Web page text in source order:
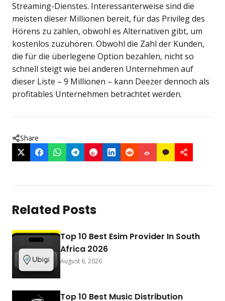
Streaming-Dienstes. Interessanterweise sind die
meisten dieser Millionen bereit, für das Privileg des
Hörens zu zahlen, obwohl es Alternativen gibt, um
kostenlos zuzuhören. Obwohl die Zahl der Kunden,
die für die überlegene Option bezahlen, nicht so
schnell steigt wie bei anderen Unternehmen auf
dieser Liste – 9 Millionen – kann Deezer dennoch als
profitables Unternehmen betrachtet werden.
Share
Related Posts
Top 10 Best Esim Provider In South
Africa 2026
August 6, 2026
Top 10 Best Music Distribution